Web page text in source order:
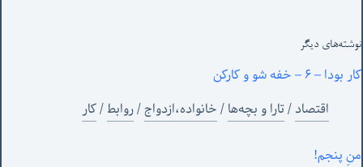
نوشته‌های‌ دیگر
کار بودا – ۶ – خفه شو و کارکن
اقتصاد/تارا و بچه‌ها/خانواده،ازدواج/روابط/کار
منِ پنجم!